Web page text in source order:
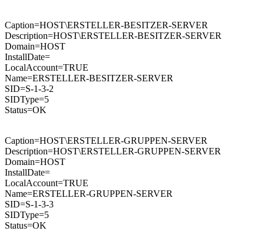
Caption=HOST\ERSTELLER-BESITZER-SERVER
Description=HOST\ERSTELLER-BESITZER-SERVER
Domain=HOST
InstallDate=
LocalAccount=TRUE
Name=ERSTELLER-BESITZER-SERVER
SID=S-1-3-2
SIDType=5
Status=OK
Caption=HOST\ERSTELLER-GRUPPEN-SERVER
Description=HOST\ERSTELLER-GRUPPEN-SERVER
Domain=HOST
InstallDate=
LocalAccount=TRUE
Name=ERSTELLER-GRUPPEN-SERVER
SID=S-1-3-3
SIDType=5
Status=OK